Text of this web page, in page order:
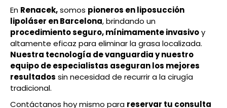
En Renacek,somos pioneros en liposucción
lipoláser en Barcelona, brindando un
procedimiento seguro, mínimamente invasivoy
altamente eficaz para eliminar la grasa localizada.
Nuestra tecnología de vanguardia y nuestro
equipo de especialistas aseguran los mejores
resultados sin necesidad de recurrir a la cirugía
tradicional.
Contáctanos hoy mismo para reservar tu consulta